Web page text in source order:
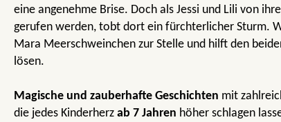
eine angenehme Brise. Doch als Jessi und Lili von
gerufen werden, tobt dort ein fürchterlicher Sturm.
Mara Meerschweinchen zur Stelle und hilft den
lösen.
Magische und zauberhafte Geschichten mit
die jedes Kinderherz ab 7 Jahren höher schlagen